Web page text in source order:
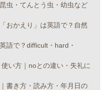
虫・てんとう虫・幼虫など
おかえり」は英語で？自然
語で？difficult・hard・
い方｜noとの違い・失礼に
書き方・読み方・年月日の